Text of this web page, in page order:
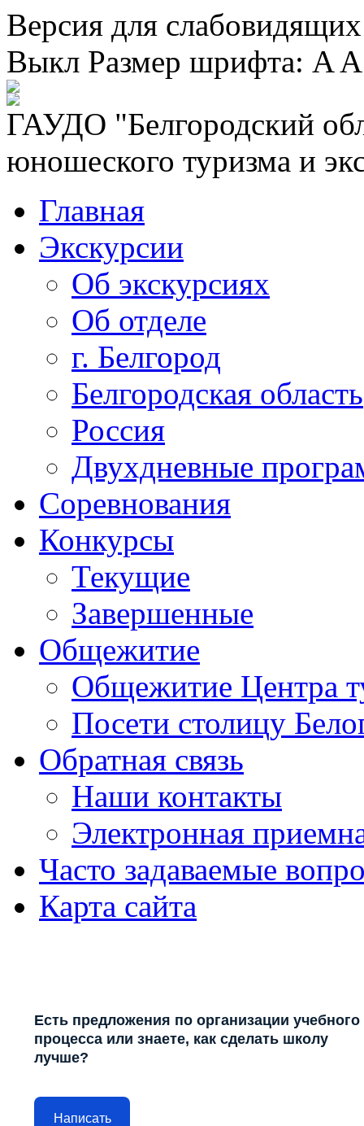
Версия для
Выкл Размер шрифта: A A
ГАУДО "Белгородский
юношеского туризма и
Главная
Экскурсии
Об экскурсиях
Об отделе
г. Белгород
Белгородская область
Россия
Двухдневные
Соревнования
Конкурсы
Текущие
Завершенные
Общежитие
Общежитие Центра
Посети столицу
Обратная связь
Наши контакты
Электронная
Часто задаваемые
Карта сайта
Есть предложения по организации учебного
процесса или знаете, как сделать школу
лучше?
Написать